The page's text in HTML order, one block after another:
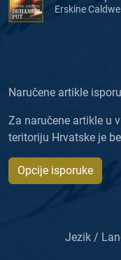
Erskine Caldwell
Naručene artikle
Za naručene artikle u
teritoriju Hrvatske je
Opcije isporuke
Jezik /